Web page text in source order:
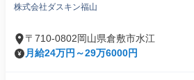
株式会社ダスキン福山
〒710-0802岡山県倉敷市水江
月給24万円～29万6000円